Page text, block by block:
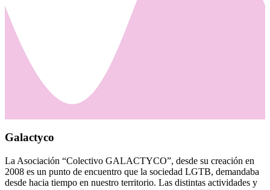
Galactyco
La Asociación “Colectivo GALACTYCO”, desde su creación en
2008 es un punto de encuentro que la sociedad LGTB, demandaba
desde hacia tiempo en nuestro territorio. Las distintas actividades y